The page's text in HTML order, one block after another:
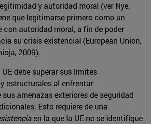
y autoridad moral (ver Nye,
que legitimarse primero como un
con autoridad moral, a fin de poder
su crisis existencial (European Union,
2009).
debe superar sus límites
estructurales al enfrentar
amenazas exteriores de seguridad
Esto requiere de una
en la que la UE no se identifique